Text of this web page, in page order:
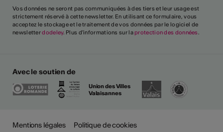
Vos données ne seront pas communiquées à des tiers et leur usage est
strictement réservé à cette newsletter. En utilisant ce formulaire, vous
acceptez le stockage et le traitement de vos données par le logiciel de
newsletterdodeley. Plus d'informations sur la protection des données.
Avec le soutien de
Union des Villes
Valaisannes
Mentions légales
Politique de cookies